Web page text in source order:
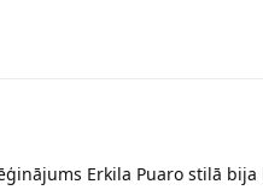
Erkila Puaro stilā bija